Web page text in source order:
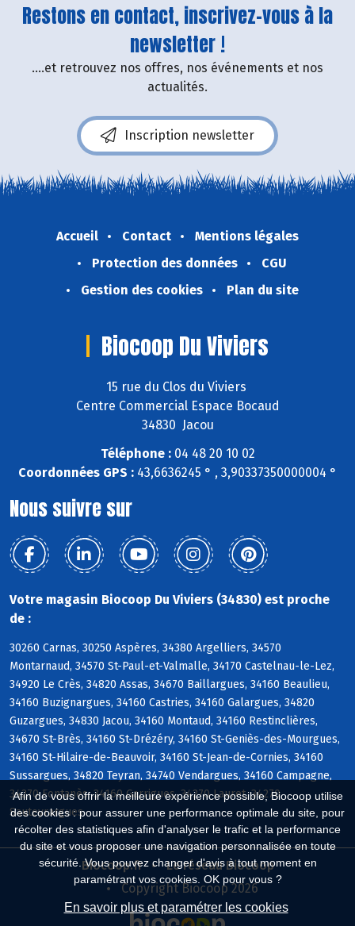
Afin de vous offrir la meilleure expérience possible, Biocoop utilise
des cookies : pour assurer une performance optimale du site, pour
récolter des statistiques afin d'analyser le trafic et la performance
du site et vous proposer une navigation personnalisée en toute
sécurité. Vous pouvez changer d'avis à tout moment en
paramétrant vos cookies. OK pour vous ?
En savoir plus et paramétrer les cookies
Restons en contact, inscrivez-vous à la
newsletter !
....et retrouvez nos offres, nos événements et nos
actualités.
Inscription newsletter
Accueil Contact
Mentions légales
Protection des données
CGU
Gestion des cookies
Plan du site
Biocoop Du Viviers
15 rue du Clos du Viviers
Centre Commercial Espace Bocaud
34830 Jacou
Téléphone :04 48 20 10 02
Coordonnées GPS : 43,6636245 ° , 3,90337350000004 °
Nous suivre sur
Votre magasin Biocoop Du Viviers (34830) est proche
de :
30260 Carnas, 30250 Aspères, 34380 Argelliers, 34570
Montarnaud, 34570 St-Paul-et-Valmalle, 34170 Castelnau-le-Lez,
34920 Le Crès, 34820 Assas, 34670 Baillargues, 34160 Beaulieu,
34160 Buzignargues, 34160 Castries, 34160 Galargues, 34820
Guzargues, 34830 Jacou, 34160 Montaud, 34160 Restinclières,
34670 St-Brès, 34160 St-Drézéry, 34160 St-Geniès-des-Mourgues,
34160 St-Hilaire-de-Beauvoir, 34160 St-Jean-de-Cornies, 34160
Sussargues, 34820 Teyran, 34740 Vendargues, 34160 Campagne,
34270 Fontanès, 34160 Garrigues, 34270 Lauret, 34270
Sauteyrargues
Biocoop.fr
Le réseau Biocoop
Copyright Biocoop 2026